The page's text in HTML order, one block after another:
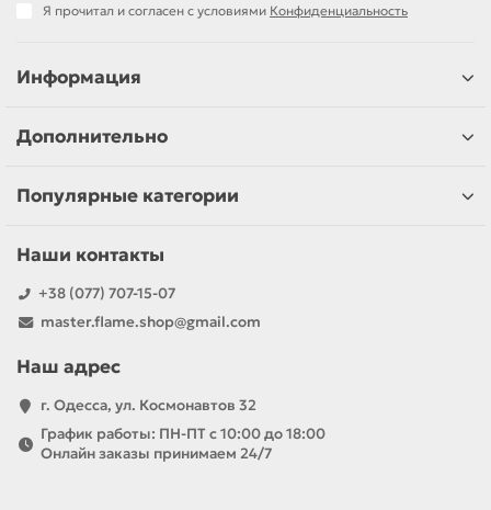
Я прочитал и согласен с условиями Конфиденциальность
Информация
Дополнительно
Популярные категории
Наши контакты
+38 (077) 707-15-07
master.flame.shop@gmail.com
Наш адрес
г. Одесса, ул. Космонавтов 32
График работы: ПН-ПТ с 10:00 до 18:00
Онлайн заказы принимаем 24/7